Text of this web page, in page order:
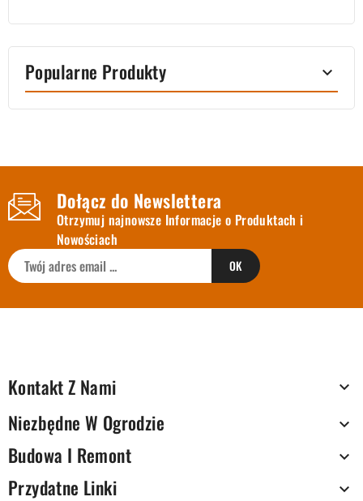
Popularne Produkty 
Dołącz do Newslettera
Otrzymuj najnowsze Informacje o Produktach i
Nowościach
Kontakt Z Nami 
Niezbędne W Ogrodzie 
Budowa I Remont 
Przydatne Linki 